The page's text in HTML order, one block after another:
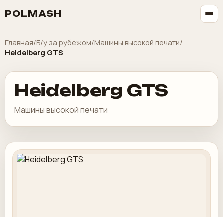
POLMASH
Главная/Б/у за рубежом/Машины высокой печати/
Heidelberg GTS
Heidelberg GTS
Машины высокой печати